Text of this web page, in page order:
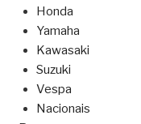
Honda
Yamaha
Kawasaki
Suzuki
Vespa
Nacionais